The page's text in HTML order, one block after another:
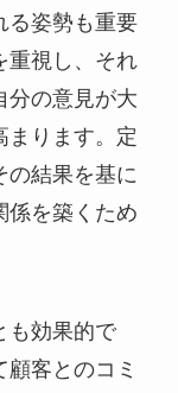
る姿勢も重要
重視し、それ
分の意見が大
まります。定
の結果を基に
係を築くため
も効果的で
客とのコミ